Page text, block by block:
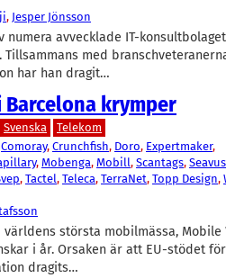
, Jesper Jönsson
avvecklade IT-
med
har han dragit…
krymper
Svenska Telekom
Comoray, Crunchfish, Doro, Expertmaker
, Mobenga, Mobill, Scantags, Seavus
, Tactel, Teleca, TerraNet, Topp Design,
världens största mobilmässa, Mobile
i år. Orsaken är att EU-stödet
dragits…